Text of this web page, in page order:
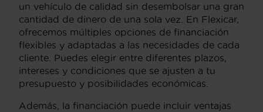
un vehículo de calidad sin desembolsar una gran
cantidad de dinero de una sola vez. En Flexicar,
ofrecemos múltiples opciones de financiación
flexibles y adaptadas a las necesidades de cada
cliente. Puedes elegir entre diferentes plazos,
intereses y condiciones que se ajusten a tu
presupuesto y posibilidades económicas.
Además, la financiación puede incluir ventajas